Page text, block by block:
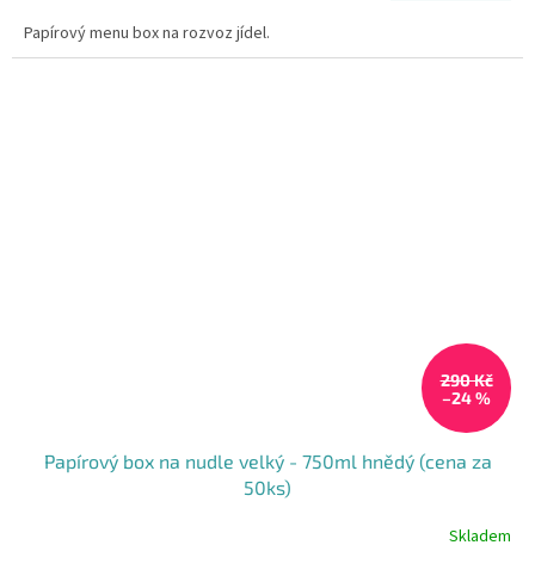
Papírový menu box na rozvoz jídel.
290 Kč
–24 %
Papírový box na nudle velký - 750ml hnědý (cena za
50ks)
Skladem